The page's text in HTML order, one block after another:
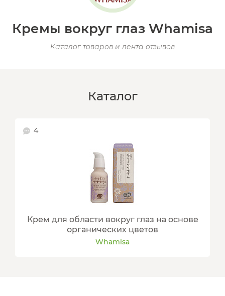
Кремы вокруг глаз Whamisa
Каталог товаров и лента отзывов
Каталог
4
Крем для области вокруг глаз на основе
органических цветов
Whamisa